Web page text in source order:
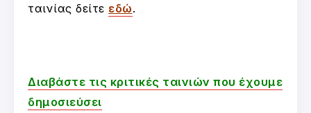
ταινίας δείτε εδώ.
Διαβάστε τις κριτικές ταινιών που έχουμε
δημοσιεύσει